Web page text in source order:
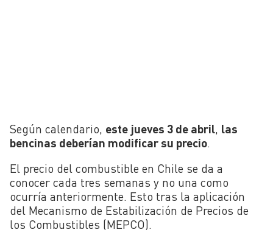
Según calendario, este jueves 3 de abril, las
bencinas deberían modificar su precio.
El precio del combustible en Chile se da a
conocer cada tres semanas y no una como
ocurría anteriormente. Esto tras la aplicación
del Mecanismo de Estabilización de Precios de
los Combustibles (MEPCO).